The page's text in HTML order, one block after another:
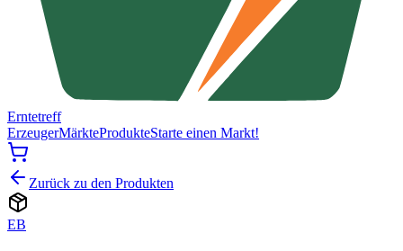
Erntetreff
ErzeugerMärkteProdukteStarte einen Markt!
Zurück zu den Produkten
EB